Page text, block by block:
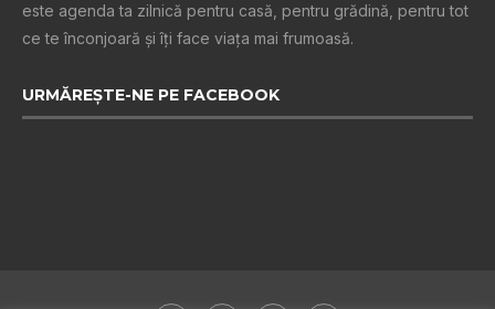
este agenda ta zilnică pentru casă, pentru grădină, pentru tot
ce te înconjoară şi îţi face viaţa mai frumoasă.
URMĂREȘTE-NE PE FACEBOOK